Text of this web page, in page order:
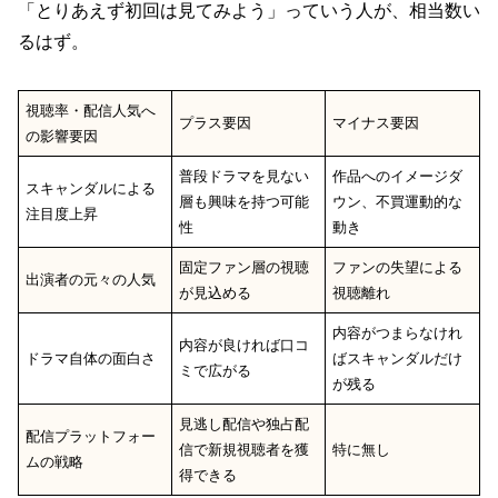
「とりあえず初回は見てみよう」っていう人が、相当数い
るはず。
視聴率・配信人気へ
の影響要因
プラス要因 マイナス要因
スキャンダルによる
注目度上昇
普段ドラマを見ない
層も興味を持つ可能
性
作品へのイメージダ
ウン、不買運動的な
動き
出演者の元々の人気
固定ファン層の視聴
が見込める
ファンの失望による
視聴離れ
ドラマ自体の面白さ
内容が良ければ口コ
ミで広がる
内容がつまらなけれ
ばスキャンダルだけ
が残る
配信プラットフォー
ムの戦略
見逃し配信や独占配
信で新規視聴者を獲
得できる
特に無し